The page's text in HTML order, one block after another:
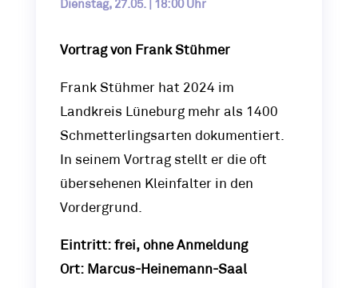
Dienstag, 27.05. | 18:00 Uhr
Vortrag von Frank Stühmer
Frank Stühmer hat 2024 im
Landkreis Lüneburg mehr als 1400
Schmetterlingsarten dokumentiert.
In seinem Vortrag stellt er die oft
übersehenen Kleinfalter in den
Vordergrund.
Eintritt: frei, ohne Anmeldung
Ort: Marcus-Heinemann-Saal